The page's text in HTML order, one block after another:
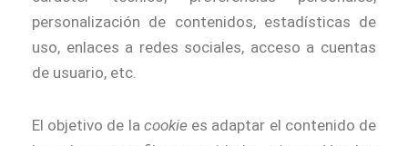
personalización de contenidos, estadísticas de
uso, enlaces a redes sociales, acceso a cuentas
de usuario, etc.
El objetivo de la cookie es adaptar el contenido de